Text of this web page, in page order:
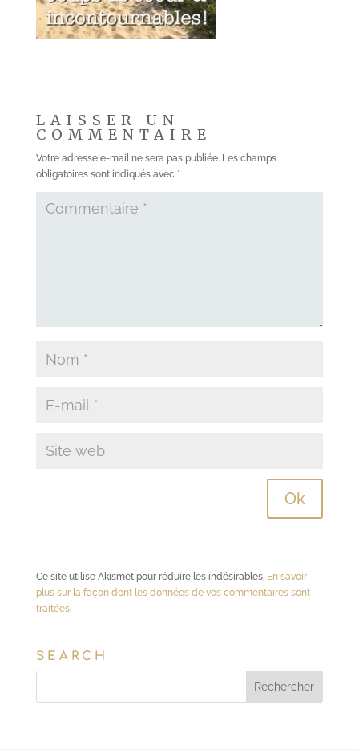
LAISSER UN
COMMENTAIRE
Votre adresse e-mail ne sera pas publiée. Les champs
obligatoires sont indiqués avec *
Ce site utilise Akismet pour réduire les indésirables. En savoir
plus sur la façon dont les données de vos commentaires sont
traitées.
SEARCH